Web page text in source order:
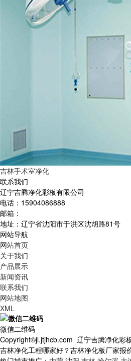
吉林手术室净化
联系我们
辽宁吉腾净化彩板有限公司
电话：15904086888
邮箱：
地址：辽宁省沈阳市于洪区沈胡路81号
网站导航
网站首页
关于我们
产品展示
新闻资讯
联系我们
网站地图
XML
微信二维码
Copyright©jl.jtjhcb.com 辽宁吉腾净化彩
吉林净化工程哪家好？吉林净化板厂家